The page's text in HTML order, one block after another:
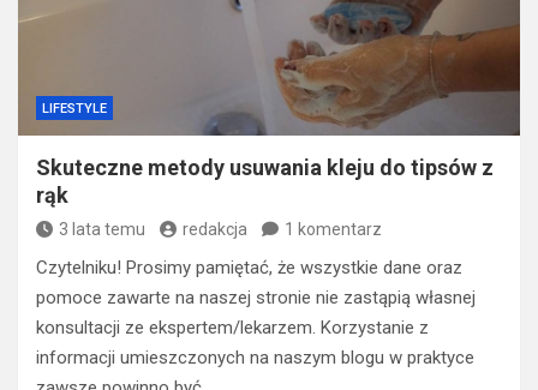
LIFESTYLE
Skuteczne metody usuwania kleju do tipsów z
rąk
3 lata temu redakcja 1 komentarz
Czytelniku! Prosimy pamiętać, że wszystkie dane oraz
pomoce zawarte na naszej stronie nie zastąpią własnej
konsultacji ze ekspertem/lekarzem. Korzystanie z
informacji umieszczonych na naszym blogu w praktyce